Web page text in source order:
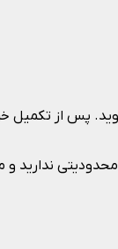
ندارید و